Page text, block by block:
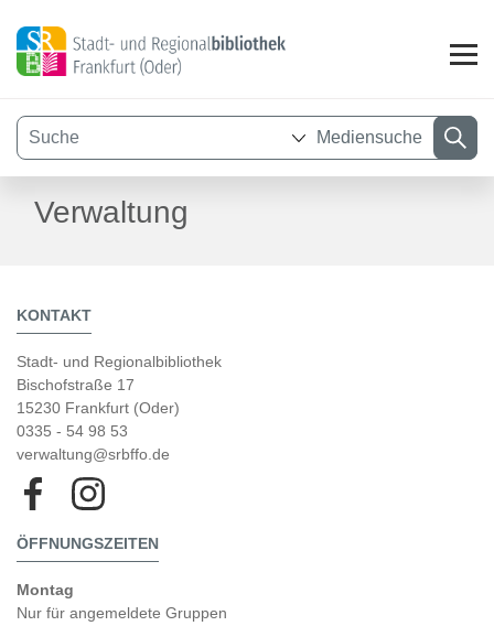
Assistenzsoftware
Mediensuche
Verwaltung
KONTAKT
Stadt- und Regionalbibliothek
Bischofstraße 17
15230 Frankfurt (Oder)
0335 - 54 98 53
verwaltung@srbffo.de
ÖFFNUNGSZEITEN
Montag
Nur für angemeldete Gruppen